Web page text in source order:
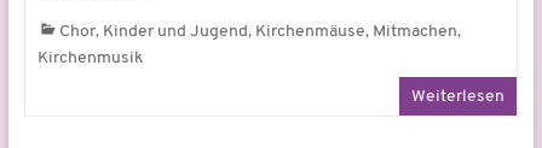
Chor, Kinder und Jugend, Kirchenmäuse, Mitmachen,
Kirchenmusik
Weiterlesen